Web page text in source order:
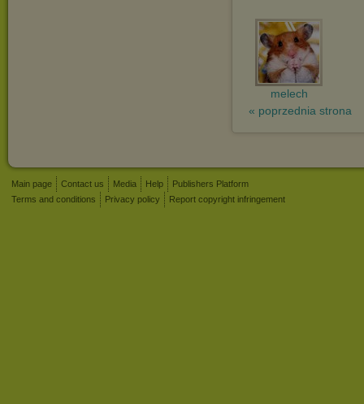
melech
« poprzednia strona
Main page Contact us Media Help
Publishers Platform
Terms and conditions
Privacy policy Report copyright infringement